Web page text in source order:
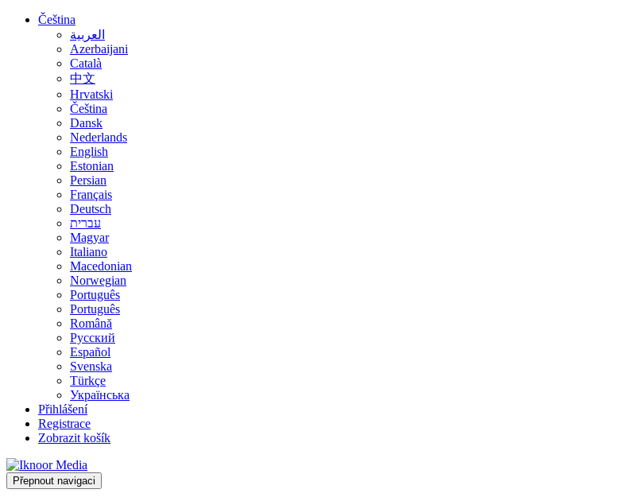
Čeština
العربية
Azerbaijani
Català
中文
Hrvatski
Čeština
Dansk
Nederlands
English
Estonian
Persian
Français
Deutsch
עברית
Magyar
Italiano
Macedonian
Norwegian
Português
Português
Română
Русский
Español
Svenska
Türkçe
Українська
Přihlášení
Registrace
Zobrazit košík
Přepnout navigaci